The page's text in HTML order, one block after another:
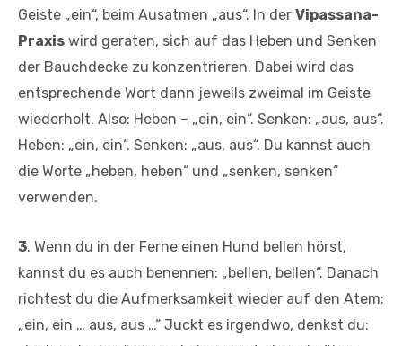
Geiste „ein“, beim Ausatmen „aus“. In der Vipassana-
Praxis wird geraten, sich auf das Heben und Senken
der Bauchdecke zu konzentrieren. Dabei wird das
entsprechende Wort dann jeweils zweimal im Geiste
wiederholt. Also: Heben – „ein, ein“. Senken: „aus, aus“.
Heben: „ein, ein“. Senken: „aus, aus“. Du kannst auch
die Worte „heben, heben“ und „senken, senken“
verwenden.
3. Wenn du in der Ferne einen Hund bellen hörst,
kannst du es auch benennen: „bellen, bellen“. Danach
richtest du die Aufmerksamkeit wieder auf den Atem:
„ein, ein … aus, aus …“ Juckt es irgendwo, denkst du: